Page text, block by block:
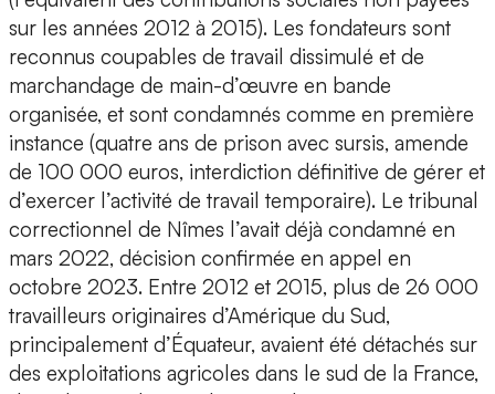
sur les années 2012 à 2015). Les fondateurs sont
reconnus coupables de travail dissimulé et de
marchandage de main-d’œuvre en bande
organisée, et sont condamnés comme en première
instance (quatre ans de prison avec sursis, amende
de 100 000 euros, interdiction définitive de gérer et
d’exercer l’activité de travail temporaire). Le tribunal
correctionnel de Nîmes l’avait déjà condamné en
mars 2022, décision confirmée en appel en
octobre 2023. Entre 2012 et 2015, plus de 26 000
travailleurs originaires d’Amérique du Sud,
principalement d’Équateur, avaient été détachés sur
des exploitations agricoles dans le sud de la France,